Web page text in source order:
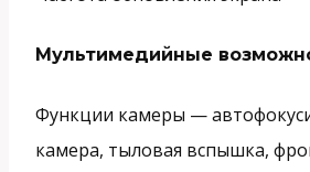
Мультимедийные
Функции камеры —
камера, тыловая вспышка,